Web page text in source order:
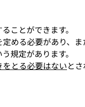
ことができます。
める必要があり、
規定があります。
とる必要はないとさ